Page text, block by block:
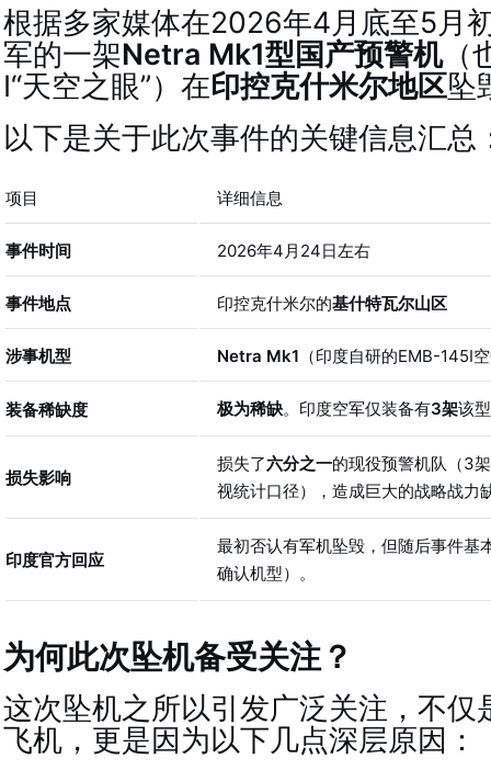
根据多家媒体在2026年4月底至5月
军的一架Netra Mk1型国产预警机（
I“天空之眼”）在印控克什米尔地区坠
以下是关于此次事件的关键信息汇总
项目 详细信息
事件时间 2026年4月24日左右
事件地点 印控克什米尔的基什特瓦尔山区
涉事机型 Netra Mk1 （印度自研的EMB-145I
装备稀缺度 极为稀缺。印度空军仅装备有3架该
损失影响
损失了六分之一的现役预警机队（3
视统计口径），造成巨大的战略战力
印度官方回应
最初否认有军机坠毁，但随后事件基
确认机型） 。
为何此次坠机备受关注？
这次坠机之所以引发广泛关注，不仅
飞机，更是因为以下几点深层原因：